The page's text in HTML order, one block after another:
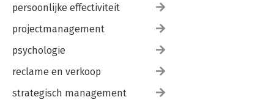
persoonlijke effectiviteit
projectmanagement
psychologie
reclame en verkoop
strategisch management